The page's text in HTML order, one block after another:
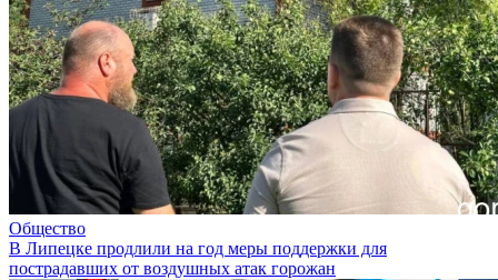
Общество
В Липецке продлили на год меры поддержки для
пострадавших от воздушных атак горожан